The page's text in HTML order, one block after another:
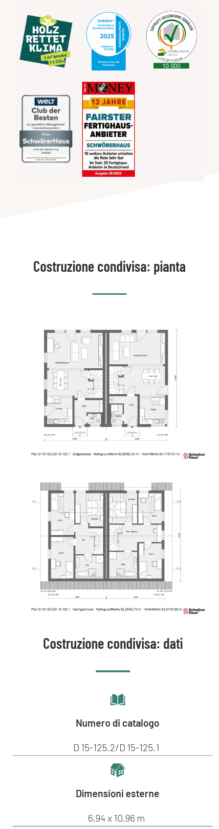
Costruzione condivisa: pianta
Costruzione condivisa: dati
Numero di catalogo
D 15-125.2/D 15-125.1
Dimensioni esterne
6,94 x 10,96 m